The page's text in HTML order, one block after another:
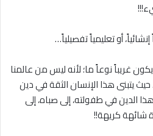
أو تعليمياً تفصيلياً…
غريباً نوعاً ما؛ لأنه ليس من عالمنا
يتبنى هذا الإنسان الثقة في دين
الدين في طفولته، إلى صباه، إلى
شائهة كريهة!!